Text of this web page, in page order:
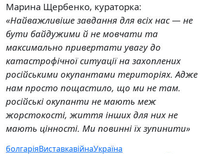
Марина Щербенко, кураторка:
«Найважливіше завдання для всіх нас — не
бути байдужими й не мовчати та
максимально привертати увагу до
катастрофічної ситуації на захоплених
російськими окупантами територіях. Адже
нам просто пощастило, що ми не там.
російські окупанти не мають меж
жорстокості, життя інших для них не
мають цінності. Ми повинні їх зупинити»
болгаріяВиставкавійнаУкраїна